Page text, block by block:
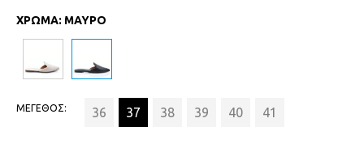
ΧΡΩΜΑ: ΜΑΥΡΟ
ΜΕΓΕΘΟΣ 36 37 38 39 40 41